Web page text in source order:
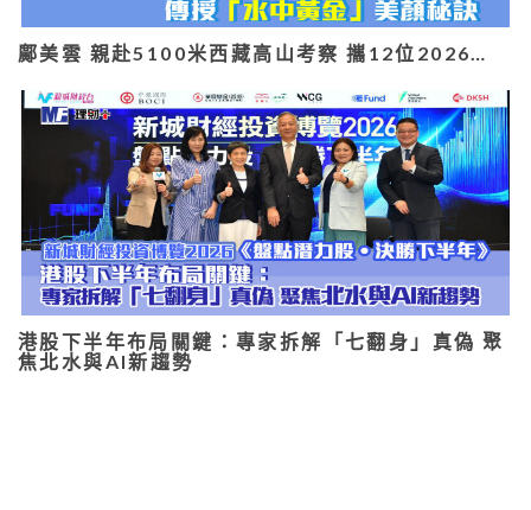
鄺美雲 親赴5100米西藏高山考察 攜12位2026…
港股下半年布局關鍵：專家拆解「七翻身」真偽 聚
焦北水與AI新趨勢